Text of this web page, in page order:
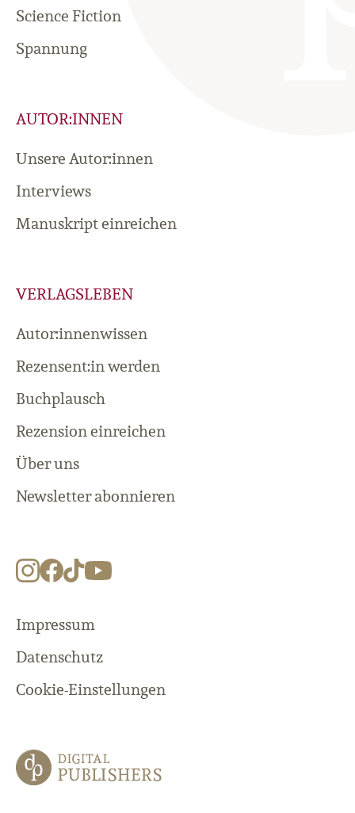
Science Fiction
Spannung
AUTOR:INNEN
Unsere Autor:innen
Interviews
Manuskript einreichen
VERLAGSLEBEN
Autor:innenwissen
Rezensent:in werden
Buchplausch
Rezension einreichen
Über uns
Newsletter abonnieren
Impressum
Datenschutz
Cookie-Einstellungen